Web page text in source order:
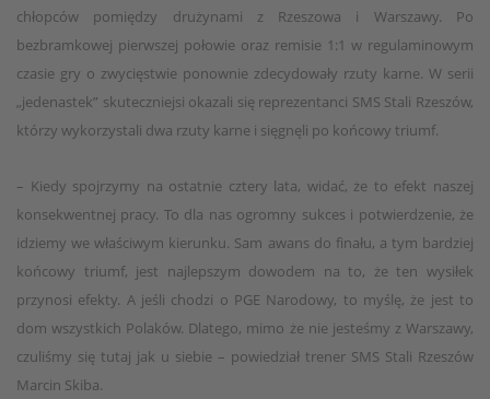
chłopców pomiędzy drużynami z Rzeszowa i Warszawy. Po
bezbramkowej pierwszej połowie oraz remisie 1:1 w regulaminowym
czasie gry o zwycięstwie ponownie zdecydowały rzuty karne. W serii
„jedenastek” skuteczniejsi okazali się reprezentanci SMS Stali Rzeszów,
którzy wykorzystali dwa rzuty karne i sięgnęli po końcowy triumf.
– Kiedy spojrzymy na ostatnie cztery lata, widać, że to efekt naszej
konsekwentnej pracy. To dla nas ogromny sukces i potwierdzenie, że
idziemy we właściwym kierunku. Sam awans do finału, a tym bardziej
końcowy triumf, jest najlepszym dowodem na to, że ten wysiłek
przynosi efekty. A jeśli chodzi o PGE Narodowy, to myślę, że jest to
dom wszystkich Polaków. Dlatego, mimo że nie jesteśmy z Warszawy,
czuliśmy się tutaj jak u siebie – powiedział trener SMS Stali Rzeszów
Marcin Skiba.